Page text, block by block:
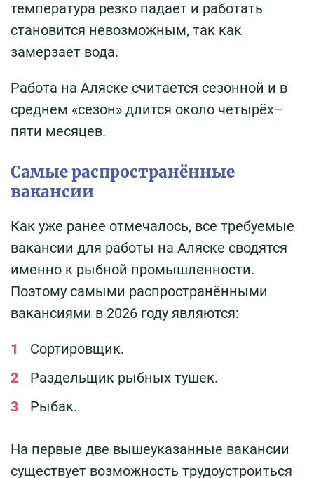
температура резко падает и работать
становится невозможным, так как
замерзает вода.
Работа на Аляске считается сезонной и в
среднем «сезон» длится около четырёх–
пяти месяцев.
Самые распространённые
вакансии
Как уже ранее отмечалось, все требуемые
вакансии для работы на Аляске сводятся
именно к рыбной промышленности.
Поэтому самыми распространёнными
вакансиями в 2026 году являются:
Сортировщик.
Раздельщик рыбных тушек.
Рыбак.
На первые две вышеуказанные вакансии
существует возможность трудоустроиться